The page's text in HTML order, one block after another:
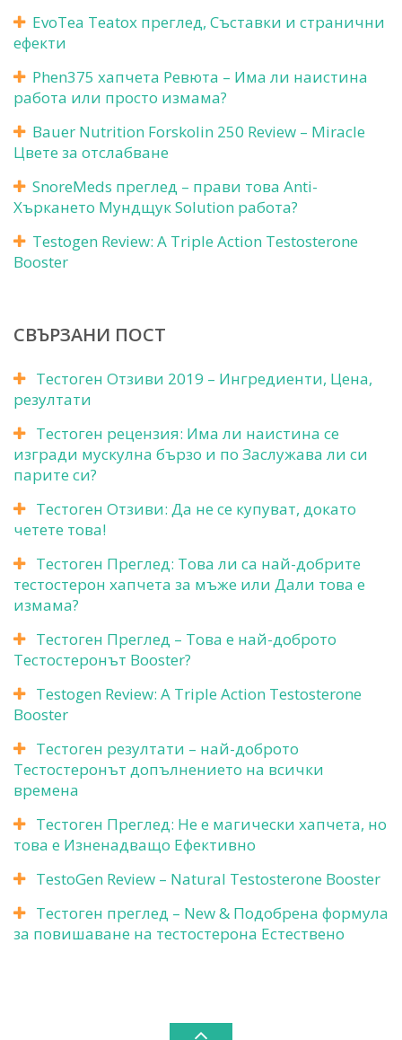
EvoTea Teatox преглед, Съставки и странични
ефекти
Phen375 хапчета Ревюта – Има ли наистина
работа или просто измама?
Bauer Nutrition Forskolin 250 Review – Miracle
Цвете за отслабване
SnoreMeds преглед – прави това Anti-
Хъркането Мундщук Solution работа?
Testogen Review: A Triple Action Testosterone
Booster
СВЪРЗАНИ ПОСТ
Тестоген Отзиви 2019 – Ингредиенти, Цена,
резултати
Тестоген рецензия: Има ли наистина се
изгради мускулна бързо и по Заслужава ли си
парите си?
Тестоген Отзиви: Да не се купуват, докато
четете това!
Тестоген Преглед: Това ли са най-добрите
тестостерон хапчета за мъже или Дали това е
измама?
Тестоген Преглед – Това е най-доброто
Тестостеронът Booster?
Testogen Review: A Triple Action Testosterone
Booster
Тестоген резултати – най-доброто
Тестостеронът допълнението на всички
времена
Тестоген Преглед: Не е магически хапчета, но
това е Изненадващо Ефективно
TestoGen Review – Natural Testosterone Booster
Тестоген преглед – New & Подобрена формула
за повишаване на тестостерона Естествено